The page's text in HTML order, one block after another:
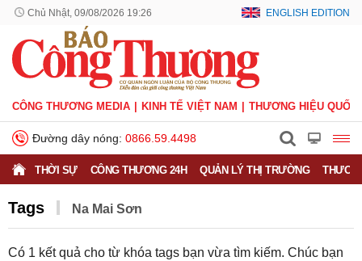
Chủ Nhật, 09/08/2026 19:26 ENGLISH EDITION
CÔNG THƯƠNG MEDIA KINH TẾ VIỆT NAM THƯƠNG HIỆU QUỐC
Đường dây nóng: 0866.59.4498
THỜI SỰ CÔNG THƯƠNG 24H QUẢN LÝ THỊ TRƯỜNG
Tags Na Mai Sơn
Có 1 kết quả cho từ khóa tags bạn vừa tìm kiếm. Chúc bạn